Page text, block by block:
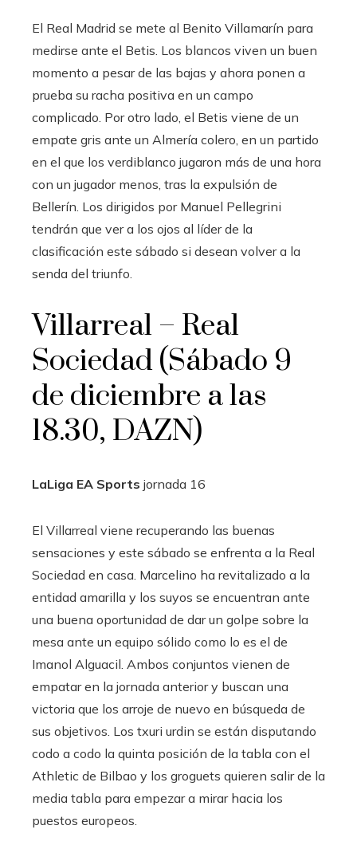
El Real Madrid se mete al Benito Villamarín para
medirse ante el Betis. Los blancos viven un buen
momento a pesar de las bajas y ahora ponen a
prueba su racha positiva en un campo
complicado. Por otro lado, el Betis viene de un
empate gris ante un Almería colero, en un partido
en el que los verdiblanco jugaron más de una hora
con un jugador menos, tras la expulsión de
Bellerín. Los dirigidos por Manuel Pellegrini
tendrán que ver a los ojos al líder de la
clasificación este sábado si desean volver a la
senda del triunfo.
Villarreal – Real
Sociedad (Sábado 9
de diciembre a las
18.30, DAZN)
LaLiga EA Sports jornada 16
El Villarreal viene recuperando las buenas
sensaciones y este sábado se enfrenta a la Real
Sociedad en casa. Marcelino ha revitalizado a la
entidad amarilla y los suyos se encuentran ante
una buena oportunidad de dar un golpe sobre la
mesa ante un equipo sólido como lo es el de
Imanol Alguacil. Ambos conjuntos vienen de
empatar en la jornada anterior y buscan una
victoria que los arroje de nuevo en búsqueda de
sus objetivos. Los txuri urdin se están disputando
codo a codo la quinta posición de la tabla con el
Athletic de Bilbao y los groguets quieren salir de la
media tabla para empezar a mirar hacia los
puestos europeos.